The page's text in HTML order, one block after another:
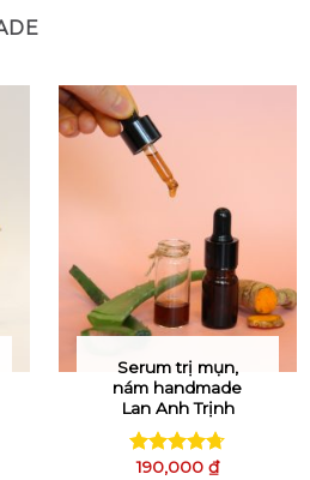
Serum trị mụn,
nám handmade
Lan Anh Trịnh
Được xếp
190,000 ₫